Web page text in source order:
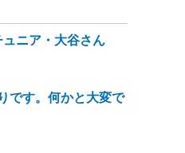
ニア・大谷さん
です。何かと大変で